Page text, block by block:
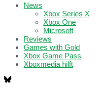
News
Xbox Series X
Xbox One
Microsoft
Reviews
Games with Gold
Xbox Game Pass
Xboxmedia hilft